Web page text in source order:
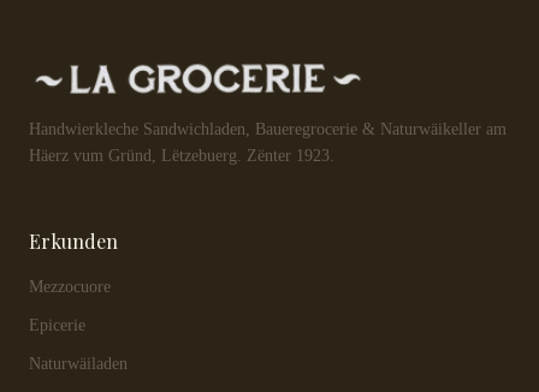
Handwierkleche Sandwichladen, Baueregrocerie & Naturwäikeller am
Häerz vum Gründ, Lëtzebuerg. Zënter 1923.
Erkunden
Mezzocuore
Epicerie
Naturwäiladen